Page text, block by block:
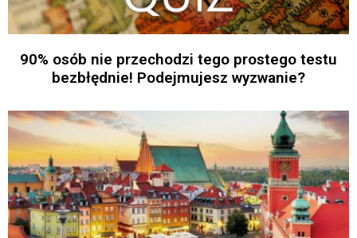
90% osób nie przechodzi tego prostego testu
bezbłędnie! Podejmujesz wyzwanie?